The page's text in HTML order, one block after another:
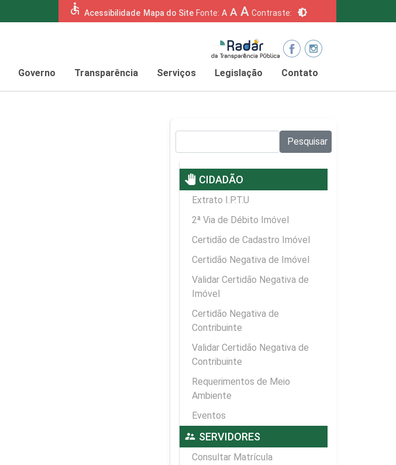
accessible Acessibilidade Mapa do Site Fonte: A A A Contraste: brightness_6
Governo Transparência Serviços Legislação Contato
Pesquisar
pan_tool CIDADÃO
Extrato I.P.T.U
2ª Via de Débito Imóvel
Certidão de Cadastro Imóvel
Certidão Negativa de Imóvel
Validar Certidão Negativa de
Imóvel
Certidão Negativa de
Contribuinte
Validar Certidão Negativa de
Contribuinte
Requerimentos de Meio
Ambiente
Eventos
supervisor_account SERVIDORES
Consultar Matrícula